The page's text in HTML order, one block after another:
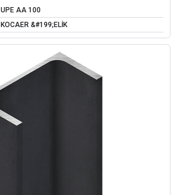
UPE AA 100
KOCAER &#199;ELİK